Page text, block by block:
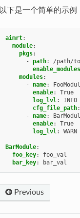
以下是一个简单的示例
aimrt:
module:
pkgs:
- path:
/path/
enable_modules
modules:
-
name:
enable:
True
log_lvl:
INFO
cfg_file_path:
-
name:
enable:
True
log_lvl: WARN
BarModule:
foo_key:
foo_val
bar_key: bar_val
Previous